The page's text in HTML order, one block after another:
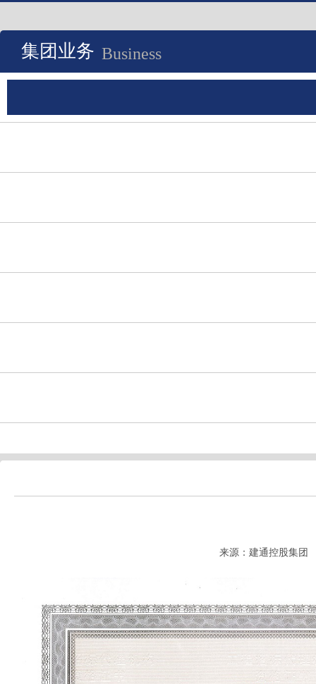
集团业务 Business
来源：建通控股集团